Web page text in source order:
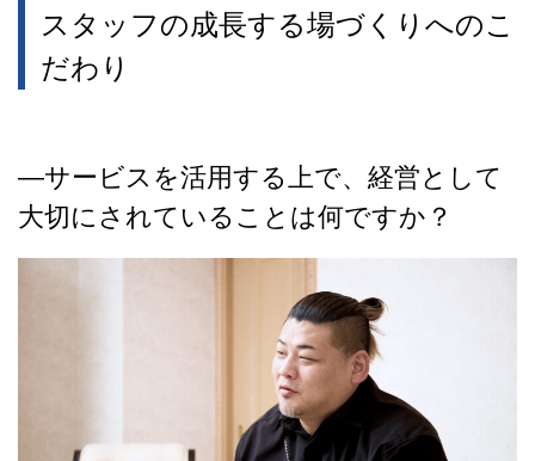
スタッフの成長する場づくりへのこ
だわり
―サービスを活用する上で、経営として
大切にされていることは何ですか？